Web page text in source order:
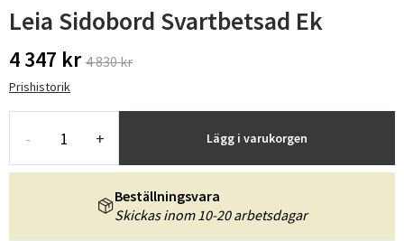
Leia Sidobord Svartbetsad Ek
4 347 kr 4 830 kr
Prishistorik
- + Lägg i varukorgen
Beställningsvara
Skickas inom 10-20 arbetsdagar